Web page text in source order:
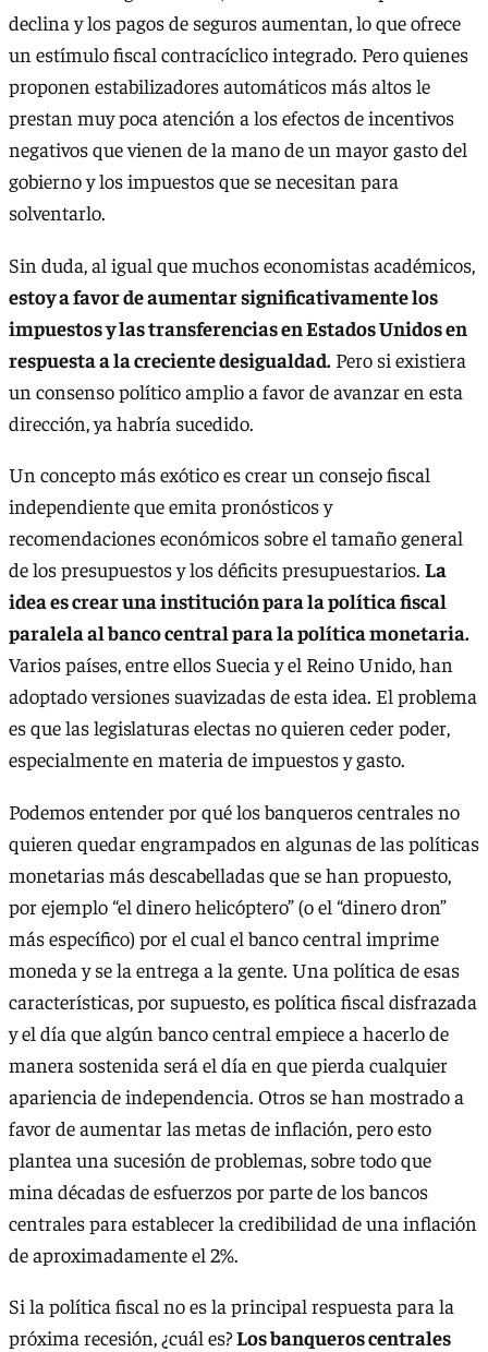
declina y los pagos de seguros aumentan, lo que ofrece
un estímulo fiscal contracíclico integrado. Pero quienes
proponen estabilizadores automáticos más altos le
prestan muy poca atención a los efectos de incentivos
negativos que vienen de la mano de un mayor gasto del
gobierno y los impuestos que se necesitan para
solventarlo.
Sin duda, al igual que muchos economistas académicos,
estoy a favor de aumentar significativamente los
impuestos y las transferencias en Estados Unidos en
respuesta a la creciente desigualdad. Pero si existiera
un consenso político amplio a favor de avanzar en esta
dirección, ya habría sucedido.
Un concepto más exótico es crear un consejo fiscal
independiente que emita pronósticos y
recomendaciones económicos sobre el tamaño general
de los presupuestos y los déficits presupuestarios. La
idea es crear una institución para la política fiscal
paralela al banco central para la política monetaria.
Varios países, entre ellos Suecia y el Reino Unido, han
adoptado versiones suavizadas de esta idea. El problema
es que las legislaturas electas no quieren ceder poder,
especialmente en materia de impuestos y gasto.
Podemos entender por qué los banqueros centrales no
quieren quedar engrampados en algunas de las políticas
monetarias más descabelladas que se han propuesto,
por ejemplo “el dinero helicóptero” (o el “dinero dron”
más específico) por el cual el banco central imprime
moneda y se la entrega a la gente. Una política de esas
características, por supuesto, es política fiscal disfrazada
y el día que algún banco central empiece a hacerlo de
manera sostenida será el día en que pierda cualquier
apariencia de independencia. Otros se han mostrado a
favor de aumentar las metas de inflación, pero esto
plantea una sucesión de problemas, sobre todo que
mina décadas de esfuerzos por parte de los bancos
centrales para establecer la credibilidad de una inflación
de aproximadamente el 2%.
Si la política fiscal no es la principal respuesta para la
próxima recesión, ¿cuál es?Los banqueros centrales